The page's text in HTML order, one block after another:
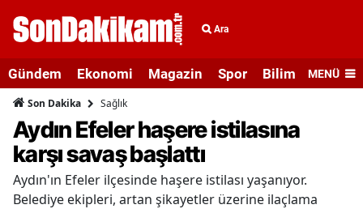
Ara
Gündem Ekonomi Magazin Spor Bilim veMENÜ
Son Dakika Sağlık
Aydın Efeler haşere istilasına
karşı savaş başlattı
Aydın'ın Efeler ilçesinde haşere istilası yaşanıyor.
Belediye ekipleri, artan şikayetler üzerine ilaçlama